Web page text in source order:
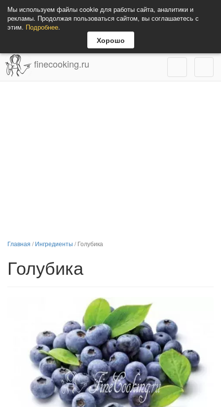
Мы используем файлы cookie для работы сайта, аналитики и
рекламы. Продолжая пользоваться сайтом, вы соглашаетесь с
этим. Подробнее.
Хорошо
finecooking.ru
Главная /Ингредиенты /Голубика
Голубика